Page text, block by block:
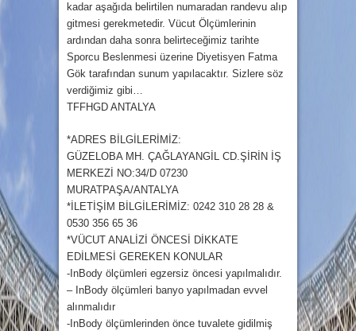
kadar aşağıda belirtilen numaradan randevu alıp
gitmesi gerekmetedir. Vücut Ölçümlerinin
ardından daha sonra belirteceğimiz tarihte
Sporcu Beslenmesi üzerine Diyetisyen Fatma
Gök tarafından sunum yapılacaktır. Sizlere söz
verdiğimiz gibi…
TFFHGD ANTALYA
*ADRES BİLGİLERİMİZ:
GÜZELOBA MH. ÇAĞLAYANGİL CD.ŞİRİN İŞ
MERKEZİ NO:34/D 07230
MURATPAŞA/ANTALYA
*İLETİŞİM BİLGİLERİMİZ: 0242 310 28 28 &
0530 356 65 36
*VÜCUT ANALİZİ ÖNCESİ DİKKATE
EDİLMESİ GEREKEN KONULAR
-InBody ölçümleri egzersiz öncesi yapılmalıdır.
– InBody ölçümleri banyo yapılmadan evvel
alınmalıdır
-InBody ölçümlerinden önce tuvalete gidilmiş